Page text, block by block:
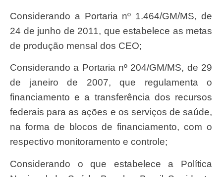
Considerando a Portaria nº 1.464/GM/MS, de
24 de junho de 2011, que estabelece as metas
de produção mensal dos CEO;
Considerando a Portaria nº 204/GM/MS, de 29
de janeiro de 2007, que regulamenta o
financiamento e a transferência dos recursos
federais para as ações e os serviços de saúde,
na forma de blocos de financiamento, com o
respectivo monitoramento e controle;
Considerando o que estabelece a Política